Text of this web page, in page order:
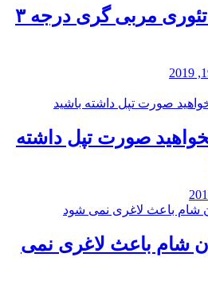
کلاس تئوری مربی گری درجه ۳
صورت تپل داشته
شام باعث لاغری نمی